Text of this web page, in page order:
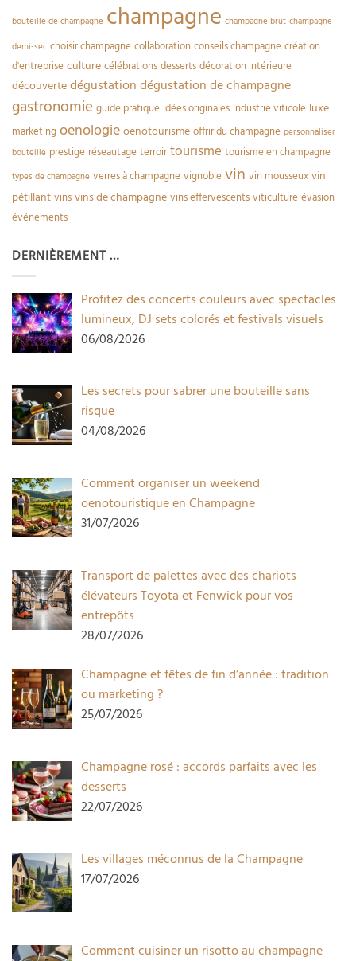
bouteille de champagne champagne champagne brut champagne
demi-sec choisir champagne collaboration conseils champagne création
d'entreprise culture célébrations desserts décoration intérieure
découverte dégustation dégustation de champagne
gastronomie guide pratique idées originales industrie viticole luxe
marketing oenologie oenotourisme offrir du champagne personnaliser
bouteille prestige réseautage terroir tourisme tourisme en champagne
types de champagne verres à champagne vignoble vin vin mousseux vin
pétillant vins vins de champagne vins effervescents viticulture évasion
événements
DERNIÈREMENT …
Profitez des concerts couleurs avec spectacles
lumineux, DJ sets colorés et festivals visuels
06/08/2026
Les secrets pour sabrer une bouteille sans
risque
04/08/2026
Comment organiser un weekend
oenotouristique en Champagne
31/07/2026
Transport de palettes avec des chariots
élévateurs Toyota et Fenwick pour vos
entrepôts
28/07/2026
Champagne et fêtes de fin d’année : tradition
ou marketing ?
25/07/2026
Champagne rosé : accords parfaits avec les
desserts
22/07/2026
Les villages méconnus de la Champagne
17/07/2026
Comment cuisiner un risotto au champagne